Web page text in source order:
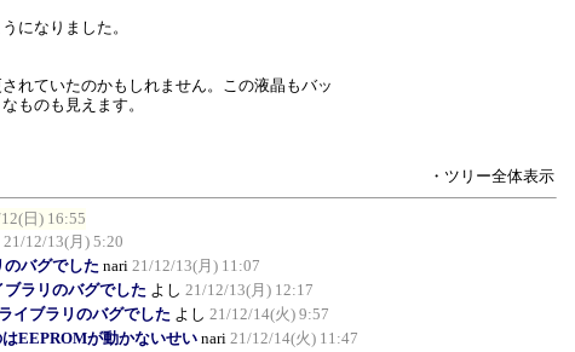
になりました。
れていたのかもしれません。この液晶もバッ
ものも見えます。
・ツリー全体表示
日) 16:55
21/12/13(月) 5:20
バグでした nari 21/12/13(月) 11:07
ラリのバグでした よし 21/12/13(月) 12:17
イブラリのバグでした よし 21/12/14(火) 9:57
EEPROMが動かないせいnari 21/12/14(火) 11:47